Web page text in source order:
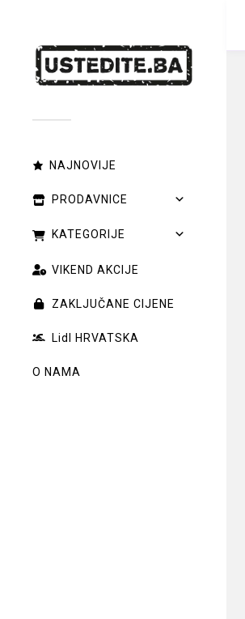
NAJNOVIJE
PRODAVNICE
KATEGORIJE
VIKEND AKCIJE
ZAKLJUČANE CIJENE
Lidl HRVATSKA
O NAMA